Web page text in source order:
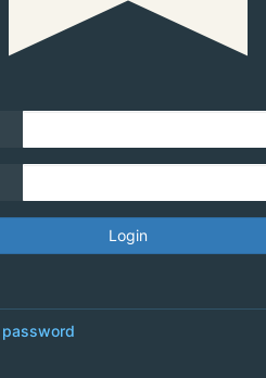
Login
password